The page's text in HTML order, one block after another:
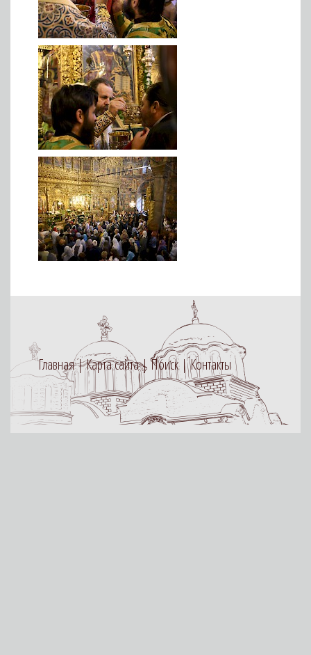
Главная Карта сайта Поиск Контакты